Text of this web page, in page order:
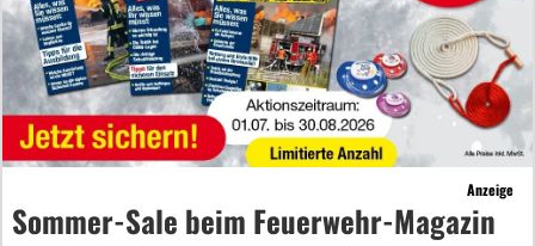
Anzeige
Sommer-Sale beim Feuerwehr-Magazin